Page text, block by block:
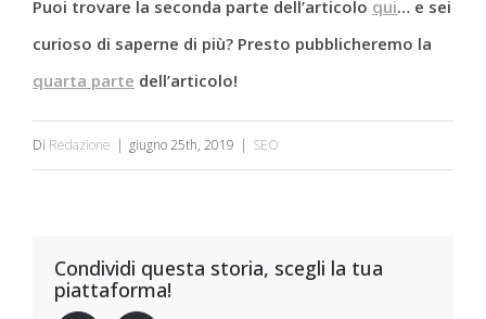
Puoi trovare la seconda parte dell’articolo qui… e sei
curioso di saperne di più? Presto pubblicheremo la
quarta parte dell’articolo!
Di Redazione | giugno 25th, 2019 | SEO
Condividi questa storia, scegli la tua
piattaforma!